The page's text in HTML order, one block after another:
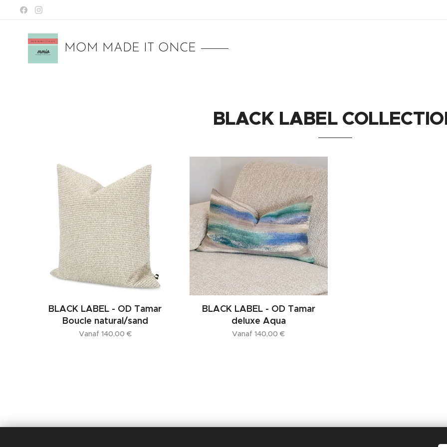
MOM MADE IT ONCE
BLACK LABEL
BLACK LABEL - OD Tamar
Boucle natural/sand
Vanaf 140,00 €
BLACK LABEL - OD Tamar
deluxe Aqua
Vanaf140,00 €